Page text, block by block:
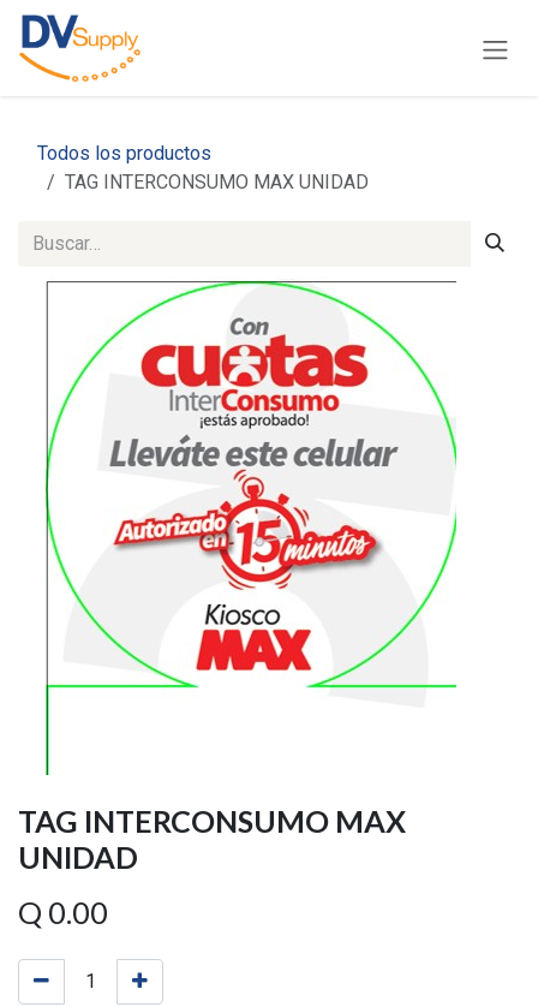
Ir al contenido
Todos los productos
TAG INTERCONSUMO MAX UNIDAD
TAG INTERCONSUMO MAX
UNIDAD
Q 0.00